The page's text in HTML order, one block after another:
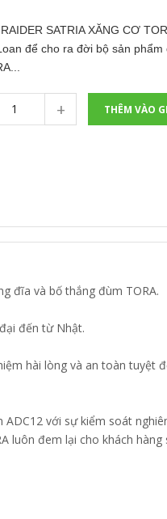
SATRIA XĂNG CƠ
để cho ra đời bộ sản
+ THÊM VÀO
đĩa và bố thắng đùm TORA.
đến từ Nhật.
hài lòng và an toàn tuyệt
với sự kiểm soát
luôn đem lại cho khách